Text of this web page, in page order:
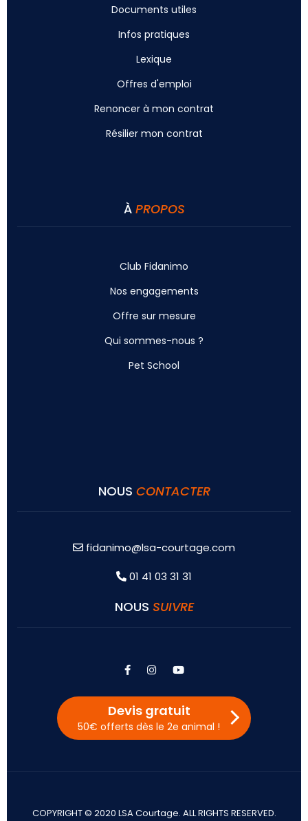
Documents utiles
Infos pratiques
Lexique
Offres d'emploi
Renoncer à mon contrat
Résilier mon contrat
À PROPOS
Club Fidanimo
Nos engagements
Offre sur mesure
Qui sommes-nous ?
Pet School
NOUS CONTACTER
fidanimo@lsa-courtage.com
01 41 03 31 31
NOUS SUIVRE
facebookinstagramyoutube
Devis gratuit
50€ offerts dès le 2e animal !
COPYRIGHT © 2020 LSA Courtage. ALL RIGHTS RESERVED.